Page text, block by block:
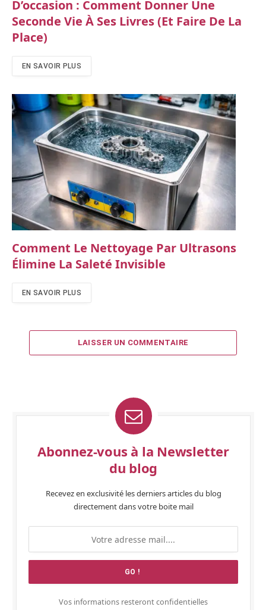
D’occasion : Comment Donner Une
Seconde Vie À Ses Livres (et Faire De La
Place)
EN SAVOIR PLUS
Comment Le Nettoyage Par Ultrasons
Élimine La Saleté Invisible
EN SAVOIR PLUS
LAISSER UN COMMENTAIRE
Abonnez-vous à la Newsletter
du blog
Recevez en exclusivité les derniers articles du blog
directement dans votre boite mail
Vos informations resteront confidentielles